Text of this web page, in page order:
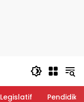
Legislatif